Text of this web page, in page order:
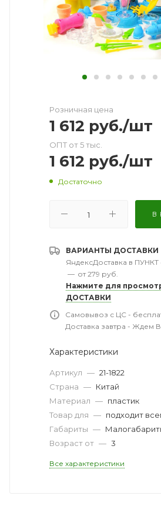
Розничная цена
1 612 руб./шт
ОПТ от 5 тыс.
1 612 руб./шт
Достаточно
В
ВАРИАНТЫ ДОСТАВКИ
ЯндексДоставка в
— от 279 руб.
Нажмите для
ДОСТАВКИ
Самовывоз с ЦС -
Доставка завтра - Ждем
Характеристики
Артикул — 21-1822
Страна — Китай
Материал — пластик
Товар для — подходит
Габариты —
Возраст от — 3
Все характеристики